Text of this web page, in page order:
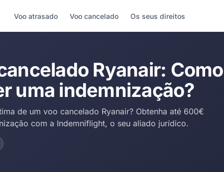
Voo atrasado Voo cancelado Os seus direitos
Ryanair: Como
uma indemnização?
de um voo cancelado Ryanair? Obtenha até 600€
com a Indemniflight, o seu aliado jurídico.